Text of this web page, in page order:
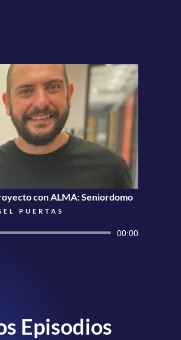
con ALMA: Seniordomo
PUERTAS
Reproductor
00:00
Episodios